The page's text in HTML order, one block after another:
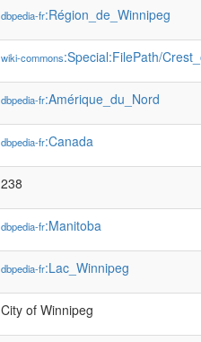
dbpedia-fr:Région_de_Winnipeg
wiki-commons:Special:FilePath/
dbpedia-fr:Amérique_du_Nord
dbpedia-fr:Canada
238
dbpedia-fr:Manitoba
dbpedia-fr:Lac_Winnipeg
City of Winnipeg